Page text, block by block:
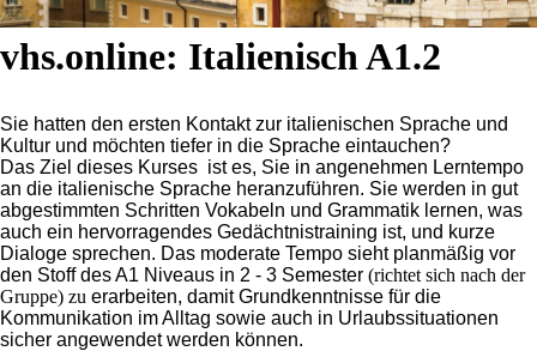
vhs.online: Italienisch A1.2
Sie hatten den ersten Kontakt zur italienischen Sprache und
Kultur und möchten tiefer in die Sprache eintauchen?
Das Ziel dieses Kurses ist es, Sie in angenehmen Lerntempo
an die italienische Sprache heranzuführen. Sie werden in gut
abgestimmten Schritten Vokabeln und Grammatik lernen, was
auch ein hervorragendes Gedächtnistraining ist, und kurze
Dialoge sprechen. Das moderate Tempo sieht planmäßig vor
den Stoff des A1 Niveaus in 2 - 3 Semester (richtet sich nach der
Gruppe) zu erarbeiten, damit Grundkenntnisse für die
Kommunikation im Alltag sowie auch in Urlaubssituationen
sicher angewendet werden können.